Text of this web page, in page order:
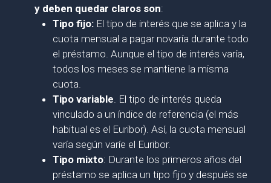
y deben quedar claros son:
Tipo fijo:El tipo de interés que se aplica y la
cuota mensual a pagar novaría durante todo
el préstamo. Aunque el tipo de interés varía,
todos los meses se mantiene la misma
cuota.
Tipo variable. El tipo de interés queda
vinculado a un índice de referencia (el más
habitual es el Euribor). Así, la cuota mensual
varía según varíe el Euribor.
Tipo mixto: Durante los primeros años del
préstamo se aplica un tipo fijo y después se